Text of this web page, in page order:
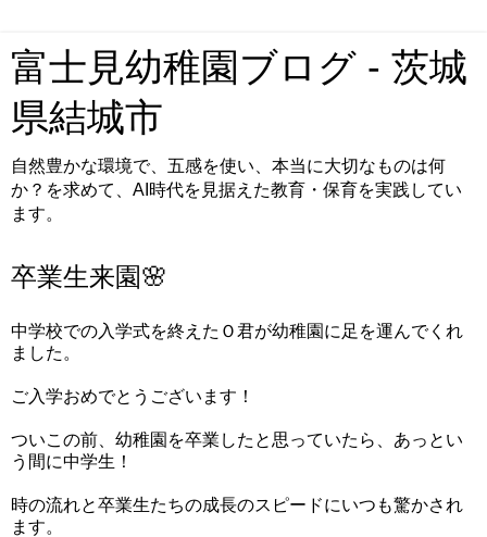
富士見幼稚園ブログ - 茨城
県結城市
自然豊かな環境で、五感を使い、本当に大切なものは何
か？を求めて、AI時代を見据えた教育・保育を実践してい
ます。
卒業生来園🌸
中学校での入学式を終えたＯ君が幼稚園に足を運んでくれ
ました。
ご入学おめでとうございます！
ついこの前、幼稚園を卒業したと思っていたら、あっとい
う間に中学生！
時の流れと卒業生たちの成長のスピードにいつも驚かされ
ます。